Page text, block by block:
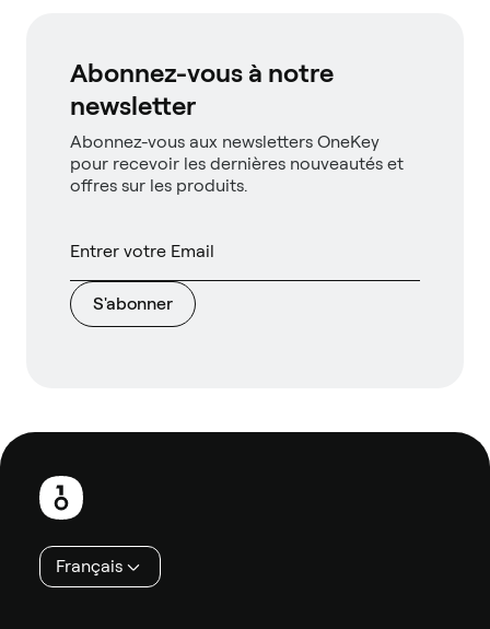
Abonnez-vous à notre
newsletter
Abonnez-vous aux newsletters OneKey
pour recevoir les dernières nouveautés et
offres sur les produits.
S'abonner
Pied
page
Français